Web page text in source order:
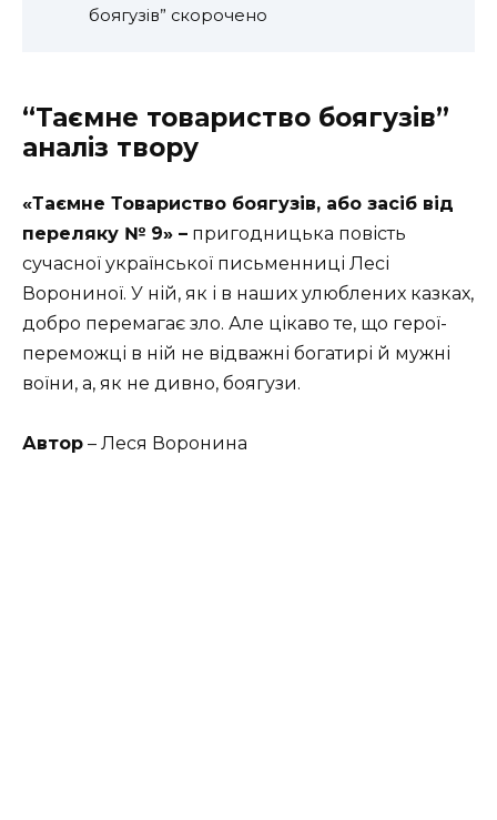
боягузів” скорочено
“Таємне товариство боягузів”
аналіз твору
«Таємне Товариство боягузів, або засіб від
переляку № 9» – пригодницька повість
сучасної української письменниці Лесі
Ворониної. У ній, як і в наших улюблених казках,
добро перемагає зло. Але цікаво те, що герої-
переможці в ній не відважні богатирі й мужні
воїни, а, як не дивно, боягузи.
Автор – Леся Воронина